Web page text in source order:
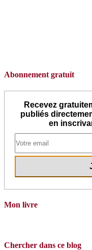
Abonnement gratuit
Recevez
publiés
en
Mon livre
Chercher dans ce blog